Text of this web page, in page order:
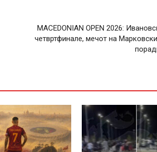
MACEDONIAN OPEN 2026:
четвртфинале, мечот на